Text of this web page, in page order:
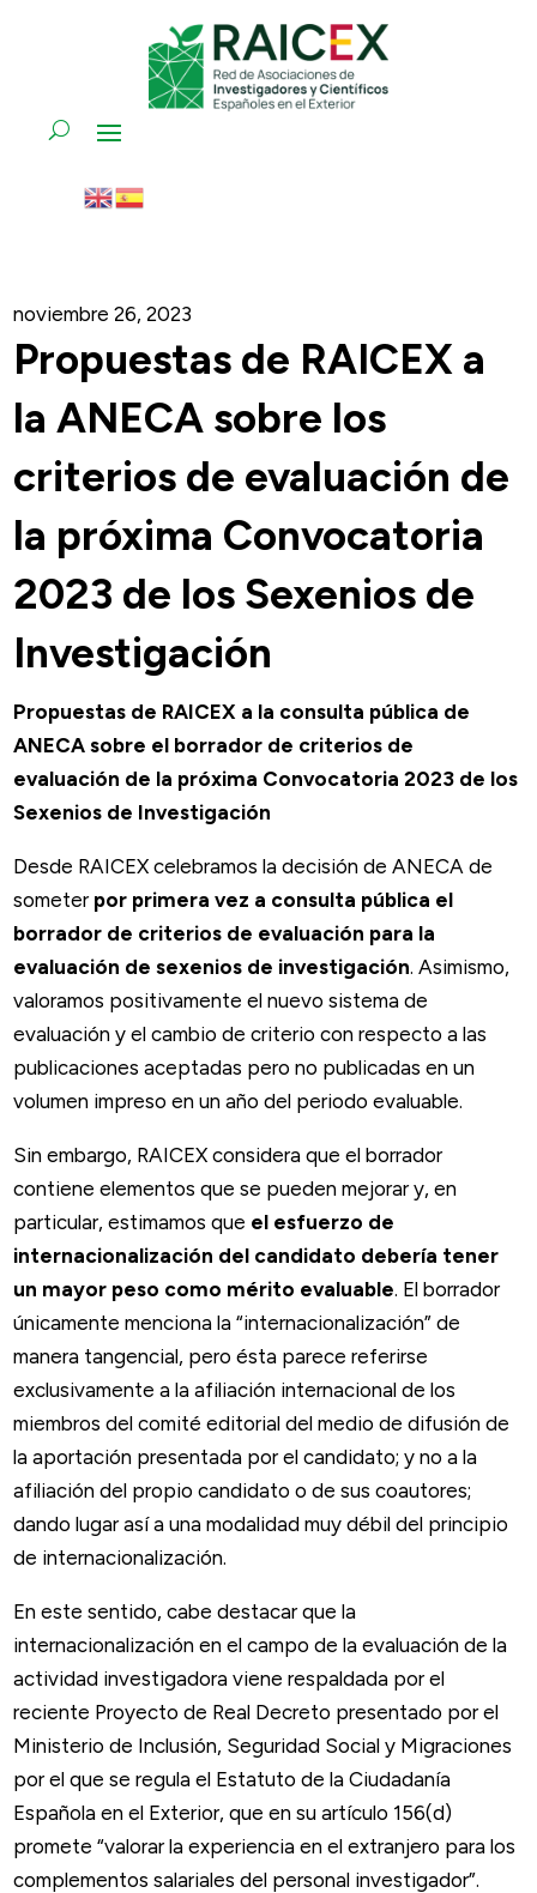
noviembre 26, 2023
Propuestas de RAICEX a
la ANECA sobre los
criterios de evaluación de
la próxima Convocatoria
2023 de los Sexenios de
Investigación
Propuestas de RAICEX a la consulta pública de
ANECA sobre el borrador de criterios de
evaluación de la próxima Convocatoria 2023 de los
Sexenios de Investigación
Desde RAICEX celebramos la decisión de ANECA de
someter por primera vez a consulta pública el
borrador de criterios de evaluación para la
evaluación de sexenios de investigación. Asimismo,
valoramos positivamente el nuevo sistema de
evaluación y el cambio de criterio con respecto a las
publicaciones aceptadas pero no publicadas en un
volumen impreso en un año del periodo evaluable.
Sin embargo, RAICEX considera que el borrador
contiene elementos que se pueden mejorar y, en
particular, estimamos que el esfuerzo de
internacionalización del candidato debería tener
un mayor peso como mérito evaluable. El borrador
únicamente menciona la “internacionalización” de
manera tangencial, pero ésta parece referirse
exclusivamente a la afiliación internacional de los
miembros del comité editorial del medio de difusión de
la aportación presentada por el candidato; y no a la
afiliación del propio candidato o de sus coautores;
dando lugar así a una modalidad muy débil del principio
de internacionalización.
En este sentido, cabe destacar que la
internacionalización en el campo de la evaluación de la
actividad investigadora viene respaldada por el
reciente Proyecto de Real Decreto presentado por el
Ministerio de Inclusión, Seguridad Social y Migraciones
por el que se regula el Estatuto de la Ciudadanía
Española en el Exterior, que en su artículo 156(d)
promete “valorar la experiencia en el extranjero para los
complementos salariales del personal investigador”.